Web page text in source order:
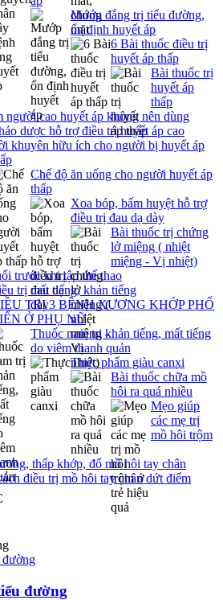
Mướp đắng trị tiểu đường,
ổn định huyết áp
6 Bài thuốc điều trị
huyết áp thấp
Bài thuốc trị
huyết áp
thấp
người cao huyết áp không nên dùng
dược hỗ trợ điều trị huyết áp cao
khuyên hữu ích cho người bị huyết áp
Chế độ ăn uống cho người huyết áp
thấp
Xoa bóp, bấm huyệt hỗ trợ
điều trị đau dạ dày
Bài thuốc trị chứng
lở miệng ( nhiệt
miệng - Vị nhiệt)
trước khi tập thể thao
trị mất tiếng, khản tiếng
TRỊ 3 BỆNH XƯƠNG KHỚP PHỔ
Ở PHỤ NỮ
Thuốc nam trị khản tiếng, mất tiếng
do viêm thanh quản
Thực phẩm giàu canxi
Bài thuốc chữa mồ
hôi ra quá nhiều
Mẹo giúp
các mẹ trị
mồ hôi trộm
thấp khớp, đổ mồ hôi tay chân
điều trị mồ hôi tay chân dứt điểm
đường